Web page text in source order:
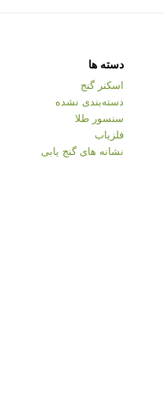
دسته ها
اسکنر گنج
دسته‌بندی نشده
سنسور طلا
فلزیاب
نشانه های گنج یابی